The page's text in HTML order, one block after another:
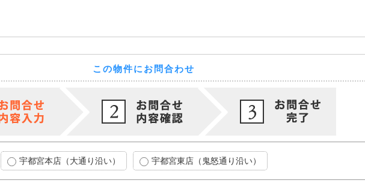
この物件にお問合わせ
宇都宮本店（大通り沿い） 宇都宮東店（鬼怒通り沿い）